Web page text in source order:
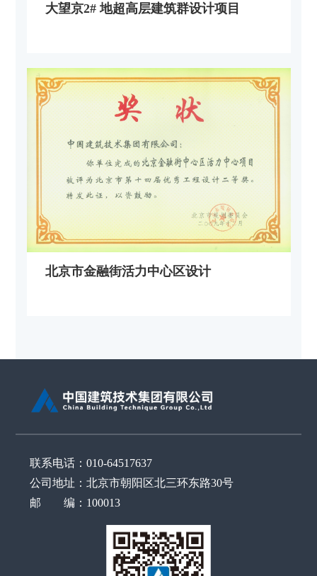
大望京2# 地超高层建筑群设计项目
北京市金融街活力中心区设计
联系电话：010-64517637
公司地址：北京市朝阳区北三环东路30号
邮 编：100013